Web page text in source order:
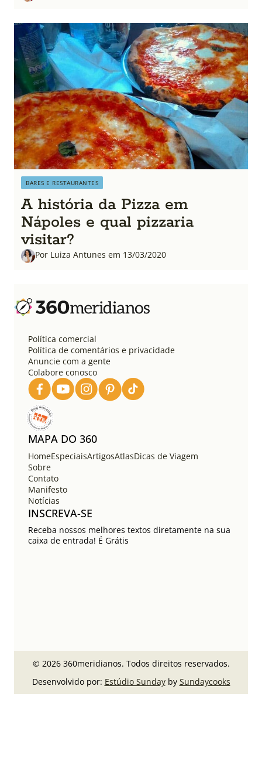
BARES E RESTAURANTES
A história da Pizza em
Nápoles e qual pizzaria
visitar?
Por Luiza Antunes em 13/03/2020
Política comercial
Política de comentários e privacidade
Anuncie com a gente
Colabore conosco
MAPA DO 360
HomeEspeciaisArtigosAtlasDicas de Viagem
Sobre
Contato
Manifesto
Notícias
INSCREVA-SE
Receba nossos melhores textos diretamente na sua
caixa de entrada! É Grátis
© 2026 360meridianos. Todos direitos reservados.
Desenvolvido por: Estúdio Sundayby Sundaycooks